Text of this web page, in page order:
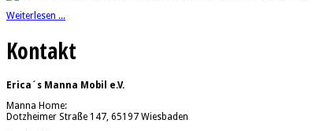
Weiterlesen ...
Kontakt
Erica´s Manna Mobil e.V.
Manna Home:
Dotzheimer Straße 147, 65197 Wiesbaden